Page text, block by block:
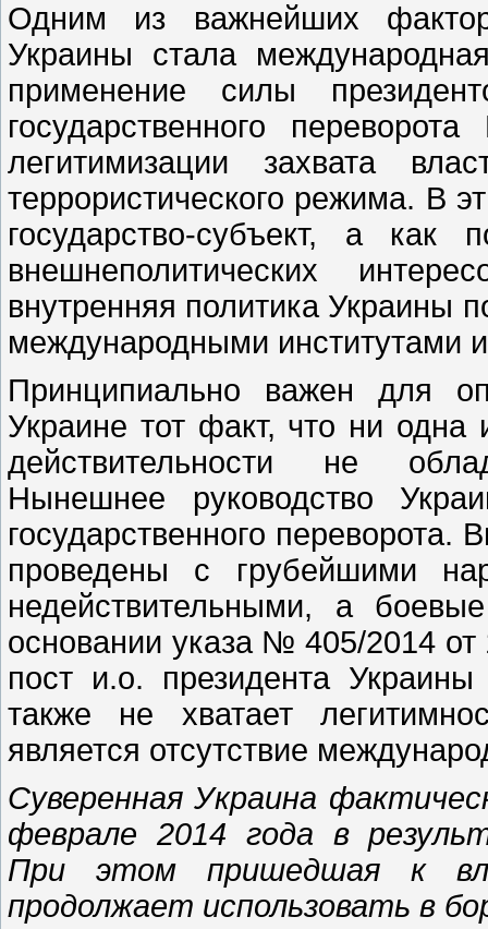
Одним из важнейших
Украины стала
применение силы
государственного
легитимизации захвата
террористического режима. В
государство-субъект, а
внешнеполитических
внутренняя политика Украины
международными институтами
Принципиально важен для
Украине тот факт, что ни
действительности не
Нынешнее руководство
государственного
проведены с грубейшими
недействительными, а
основании указа № 405/2014 от
пост и.о. президента
также не хватает
является отсутствие
Суверенная Украина
феврале 2014 года в
При этом пришедшая к
продолжает использовать в